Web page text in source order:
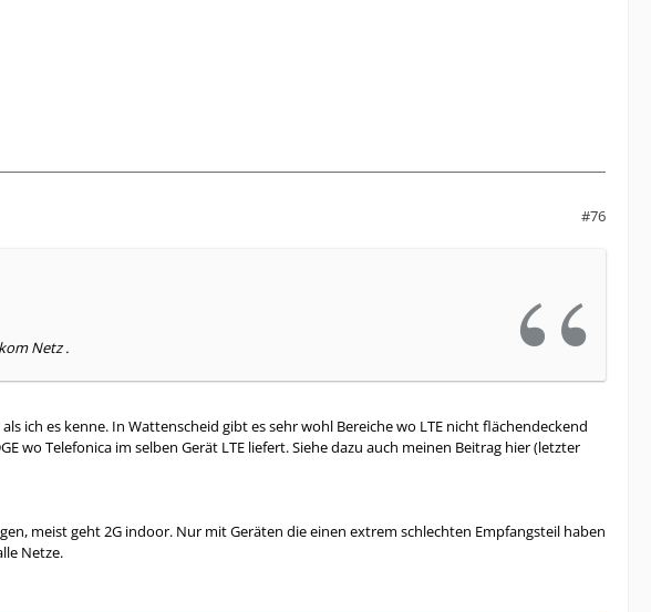
#76
Netz .
ich es kenne. In Wattenscheid gibt es sehr wohl Bereiche wo LTE nicht flächendeckend
wo Telefonica im selben Gerät LTE liefert. Siehe dazu auch meinen Beitrag hier (letzter
meist geht 2G indoor. Nur mit Geräten die einen extrem schlechten Empfangsteil haben
Netze.